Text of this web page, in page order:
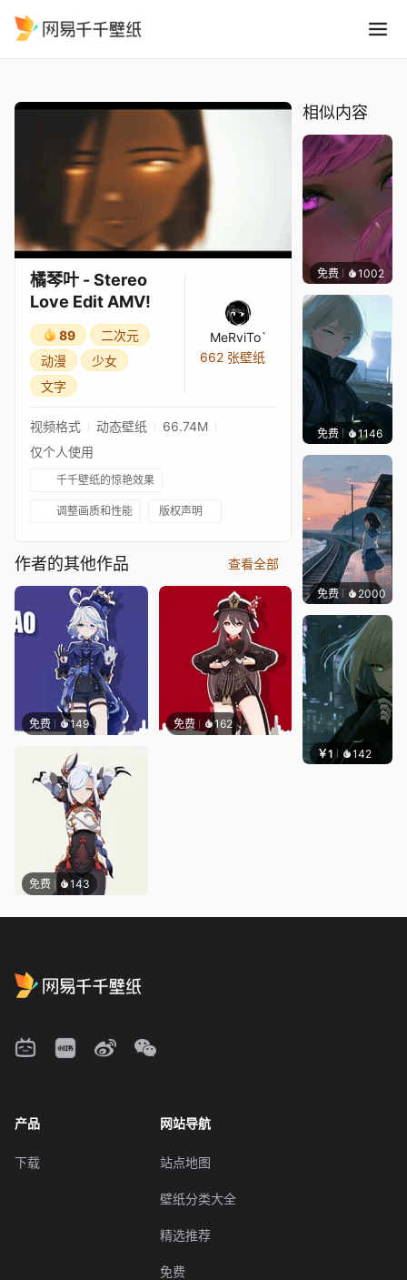
橘琴叶 - Stereo
Love Edit AMV!
89
二次元
动漫
少女
文字
MeRviTo`
662 张壁纸
视频格式 动态壁纸
66.74M
仅个人使用
千千壁纸的惊艳效果
调整画质和性能 版权声明
作者的其他作品 查看全部
免费 149 免费 162
免费 143
相似内容
免费 1002辰东
免费 1146辰东
免费 2000辰东
￥1 142
产品
下载
网站导航
站点地图
壁纸分类大全
精选推荐
免费